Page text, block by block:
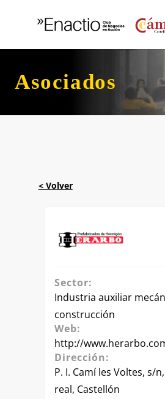
Asociados
Sector:
Industria auxiliar
construcción
Web:
http://
Dirección:
P. I. Camí les Voltes, s/
real, Castellón